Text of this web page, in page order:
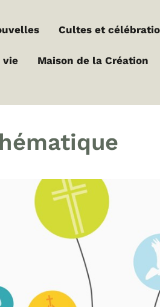
Cultes et
vie Maison de la Création